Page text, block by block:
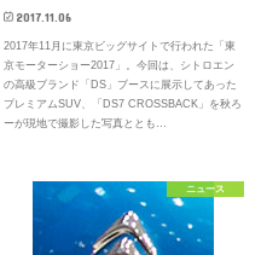
2017.11.06
2017年11月に東京ビッグサイトで行われた「東
京モーターショー2017」。今回は、シトロエン
の高級ブランド「DS」ブースに展示してあった
プレミアムSUV、「DS7 CROSSBACK」を秋ろ
ーが現地で撮影した写真ととも…
ニュース